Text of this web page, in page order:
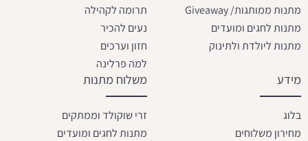
מתנות ממותגות/ Giveaway
מתנות לחגים ומועדים
מתנות ליולדת ולתינוק
תרומה לקהילה
נעים להכיר
חזון וערכים
למה פרלינה
מידע
בלוג
מחירון משלוחים
משלוח מתנות
זרי שוקולד וממתקים
מתנות לחגים ומועדים